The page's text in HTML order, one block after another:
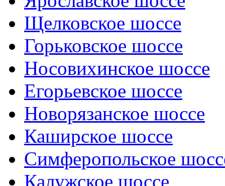
Щелковское шоссе
Горьковское шоссе
Носовихинское шоссе
Егорьевское шоссе
Новорязанское шоссе
Каширское шоссе
Симферопольское
Калужское шоссе